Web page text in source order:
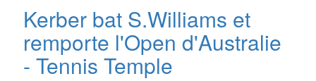
Kerber bat S.Williams et
remporte l'Open d'Australie
- Tennis Temple